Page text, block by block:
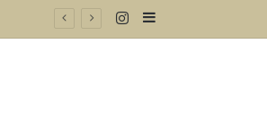
InstagramBarra Lateral